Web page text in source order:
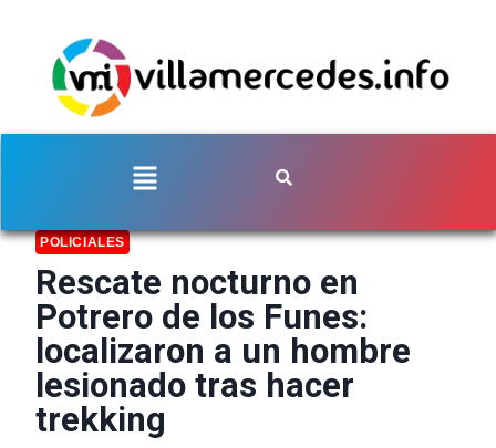
POLICIALES
Rescate nocturno en
Potrero de los Funes:
localizaron a un hombre
lesionado tras hacer
trekking